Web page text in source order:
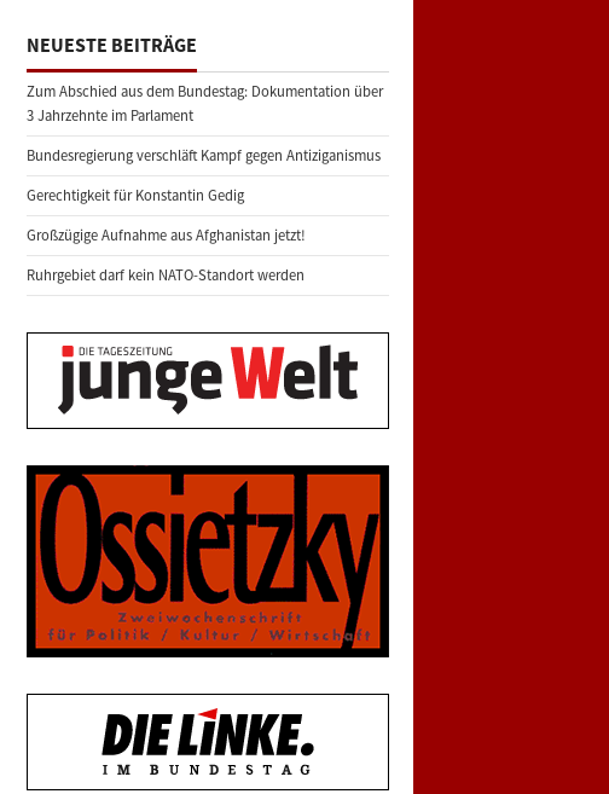
NEUESTE BEITRÄGE
Zum Abschied aus dem Bundestag: Dokumentation über
3 Jahrzehnte im Parlament
Bundesregierung verschläft Kampf gegen Antiziganismus
Gerechtigkeit für Konstantin Gedig
Großzügige Aufnahme aus Afghanistan jetzt!
Ruhrgebiet darf kein NATO-Standort werden